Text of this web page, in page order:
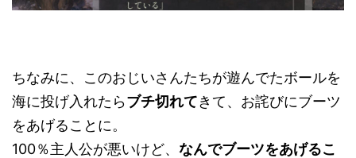
ちなみに、このおじいさんたちが遊んでたボールを
海に投げ入れたらブチ切れてきて、お詫びにブーツ
をあげることに。
100％主人公が悪いけど、 なんでブーツをあげるこ